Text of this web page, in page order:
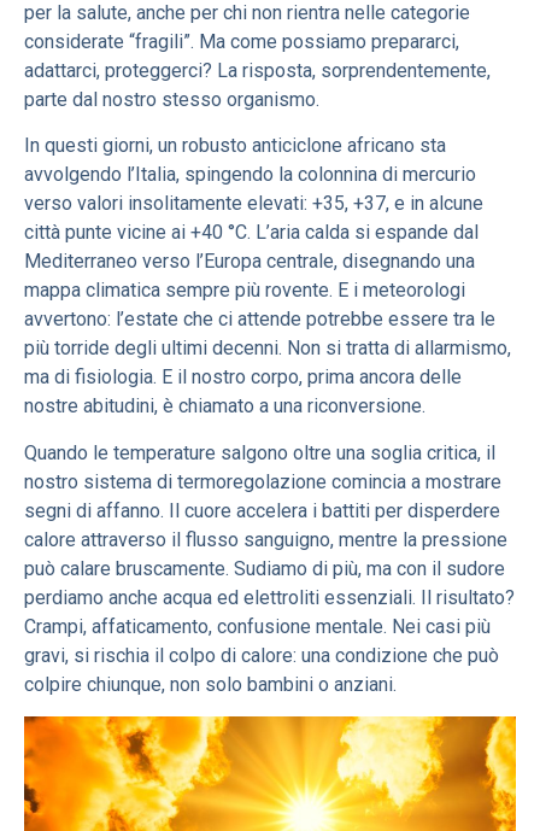
per la salute, anche per chi non rientra nelle categorie
considerate “fragili”. Ma come possiamo prepararci,
adattarci, proteggerci? La risposta, sorprendentemente,
parte dal nostro stesso organismo.
In questi giorni, un robusto anticiclone africano sta
avvolgendo l’Italia, spingendo la colonnina di mercurio
verso valori insolitamente elevati: +35, +37, e in alcune
città punte vicine ai +40 °C. L’aria calda si espande dal
Mediterraneo verso l’Europa centrale, disegnando una
mappa climatica sempre più rovente. E i meteorologi
avvertono: l’estate che ci attende potrebbe essere tra le
più torride degli ultimi decenni. Non si tratta di allarmismo,
ma di fisiologia. E il nostro corpo, prima ancora delle
nostre abitudini, è chiamato a una riconversione.
Quando le temperature salgono oltre una soglia critica, il
nostro sistema di termoregolazione comincia a mostrare
segni di affanno. Il cuore accelera i battiti per disperdere
calore attraverso il flusso sanguigno, mentre la pressione
può calare bruscamente. Sudiamo di più, ma con il sudore
perdiamo anche acqua ed elettroliti essenziali. Il risultato?
Crampi, affaticamento, confusione mentale. Nei casi più
gravi, si rischia il colpo di calore: una condizione che può
colpire chiunque, non solo bambini o anziani.